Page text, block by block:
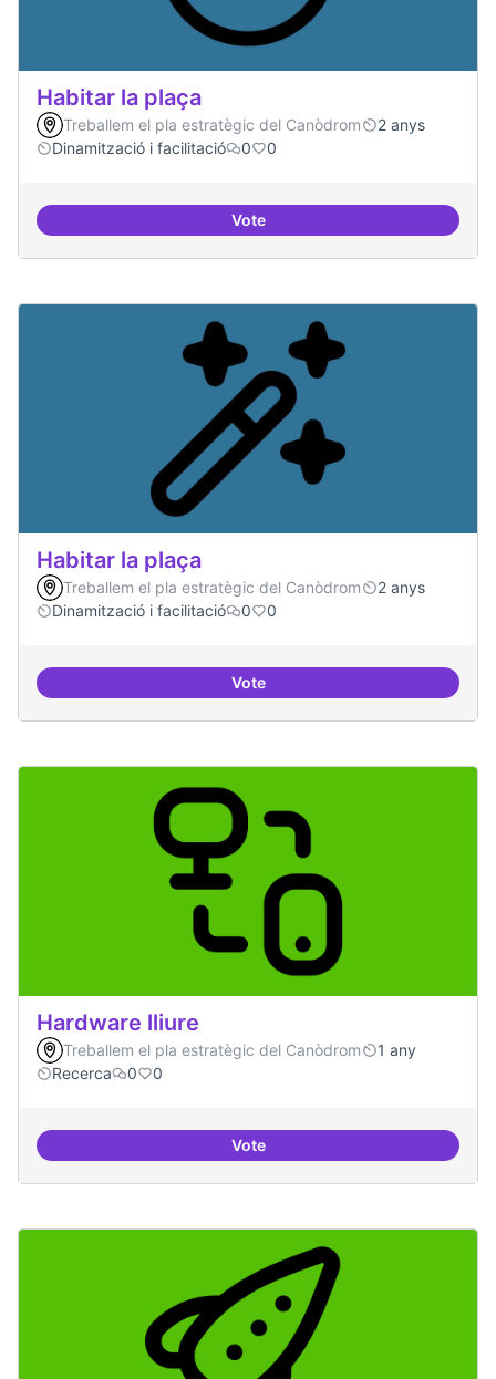
Habitar la plaça
Treballem el pla estratègic del Canòdrom
2 anys
Dinamització i facilitació
0 0
VoteHabitar la plaça
Habitar la plaça
Treballem el pla estratègic del Canòdrom
2 anys
Dinamització i facilitació
0 0
VoteHabitar la plaça
Hardware lliure
Treballem el pla estratègic del Canòdrom
1 any
Recerca
0 0
VoteHardware lliure